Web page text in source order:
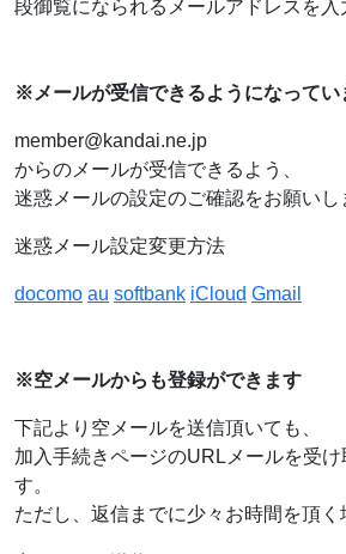
段御覧になられるメールアドレスを入
※メールが受信できるようになってい
member@kandai.ne.jp
からのメールが受信できるよう、
迷惑メールの設定のご確認をお願いし
迷惑メール設定変更方法
docomo au softbank iCloud Gmail
※空メールからも登録ができます
下記より空メールを送信頂いても、
加入手続きページのURLメールを受け
す。
ただし、返信までに少々お時間を頂く